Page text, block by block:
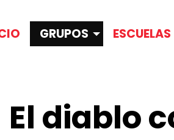
GRUPOS ESCUELAS
El diablo